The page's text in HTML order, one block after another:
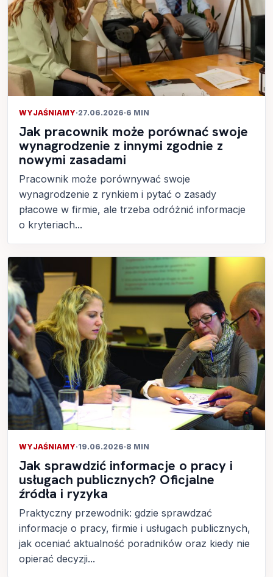
WYJAŚNIAMY·27.06.2026·6 MIN
Jak pracownik może porównać swoje
wynagrodzenie z innymi zgodnie z
nowymi zasadami
Pracownik może porównywać swoje
wynagrodzenie z rynkiem i pytać o zasady
płacowe w firmie, ale trzeba odróżnić informacje
o kryteriach...
WYJAŚNIAMY·19.06.2026·8 MIN
Jak sprawdzić informacje o pracy i
usługach publicznych? Oficjalne
źródła i ryzyka
Praktyczny przewodnik: gdzie sprawdzać
informacje o pracy, firmie i usługach publicznych,
jak oceniać aktualność poradników oraz kiedy nie
opierać decyzji...